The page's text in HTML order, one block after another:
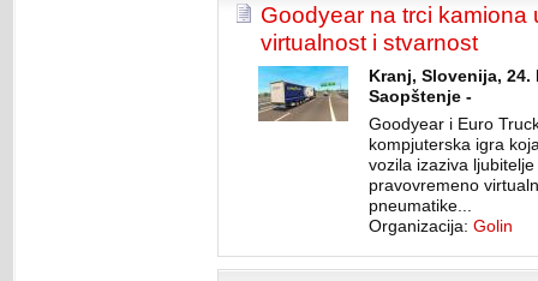
Goodyear na trci kamiona
virtualnost i stvarnost
Kranj, Slovenija, 24.
Saopštenje -
Goodyear i Euro
kompjuterska igra
vozila izaziva
pravovremeno
pneumatike...
Organizacija: Golin